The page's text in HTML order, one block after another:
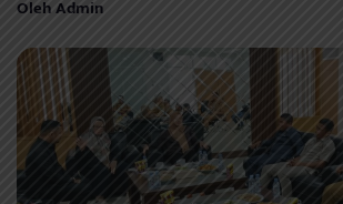
Oleh Admin